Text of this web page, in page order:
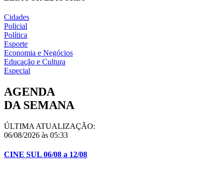
Cidades
Policial
Política
Esporte
Economia e Negócios
Educação e Cultura
Especial
AGENDA
DA SEMANA
ÚLTIMA ATUALIZAÇÃO:
06/08/2026 às 05:33
CINE SUL 06/08 a 12/08